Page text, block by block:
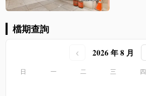
檔期查詢
‹ 2026 年 8 月
日 一 二 三 四